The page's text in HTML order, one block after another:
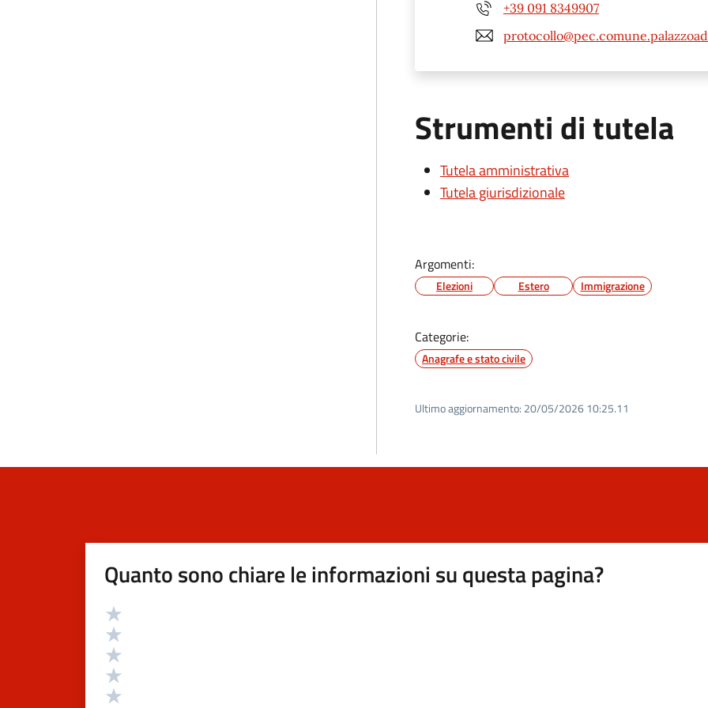
+39 091 8349907
Strumenti di tutela
Tutela amministrativa
Tutela giurisdizionale
Argomenti:
Elezioni Estero Immigrazione
Categorie:
Anagrafe e stato civile
Ultimo aggiornamento: 20/05/2026 10:25.11
Quanto sono chiare le informazioni su questa pagina?
Valutazione